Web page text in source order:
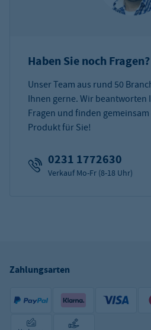
Haben Sie noch Fragen?
Unser Team aus rund 50
Ihnen gerne. Wir beantworten
Fragen und finden
Produkt für Sie!
0231 1772630
Verkauf Mo-Fr (8-18 Uhr)
Zahlungsarten